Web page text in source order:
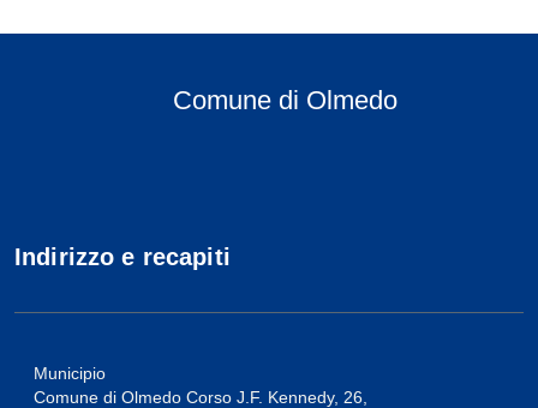
Comune di Olmedo
Indirizzo e recapiti
Municipio
Comune di Olmedo Corso J.F. Kennedy, 26,